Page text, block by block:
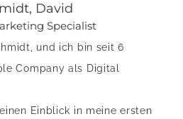
David
Specialist
und ich bin seit 6
Company als Digital
Einblick in meine ersten